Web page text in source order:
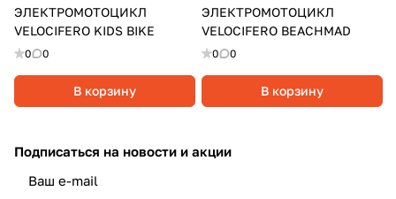
ЭЛЕКТРОМОТОЦИКЛ
VELOCIFERO KIDS BIKE
0 0
В корзину
ЭЛЕКТРОМОТОЦИКЛ
VELOCIFERO BEACHMAD
0 0
В корзину
Подписаться на новости и акции